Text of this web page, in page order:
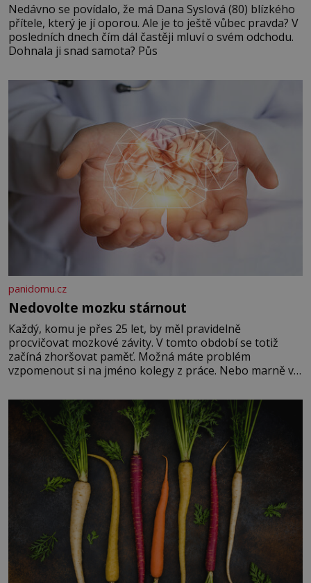
Nedávno se povídalo, že má Dana Syslová (80) blízkého
přítele, který je jí oporou. Ale je to ještě vůbec pravda? V
posledních dnech čím dál častěji mluví o svém odchodu.
Dohnala ji snad samota? Půs
panidomu.cz
Nedovolte mozku stárnout
Každý, komu je přes 25 let, by měl pravidelně
procvičovat mozkové závity. V tomto období se totiž
začíná zhoršovat paměť. Možná máte problém
vzpomenout si na jméno kolegy z práce. Nebo marně v
Je to opravdu tak, s věkem jako kdyby se paměť
rozhodla stávkovat. Cvičte